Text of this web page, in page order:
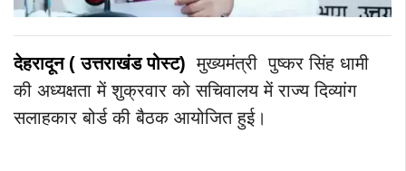
देहरादून ( उत्तराखंड पोस्ट) मुख्यमंत्री पुष्कर सिंह धामी
की अध्यक्षता में शुक्रवार को सचिवालय में राज्य दिव्यांग
सलाहकार बोर्ड की बैठक आयोजित हुई।